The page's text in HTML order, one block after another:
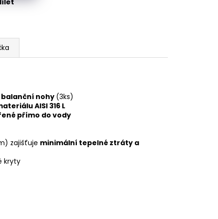
nohy (3ks)
AISI 316 L
přímo do vody
zajišťuje minimální tepelné ztráty a
kryty